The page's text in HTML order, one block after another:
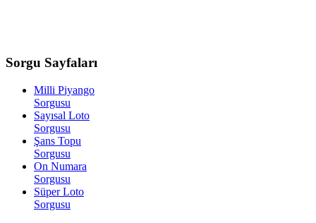
Sorgu Sayfaları
Milli Piyango
Sorgusu
Sayısal Loto
Sorgusu
Şans Topu
Sorgusu
On Numara
Sorgusu
Süper Loto
Sorgusu